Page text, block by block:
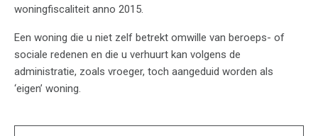
woningfiscaliteit anno 2015.
Een woning die u niet zelf betrekt omwille van beroeps- of
sociale redenen en die u verhuurt kan volgens de
administratie, zoals vroeger, toch aangeduid worden als
‘eigen’ woning.